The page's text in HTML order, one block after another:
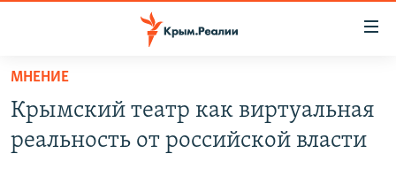
Вернуться
основному
содержанию
Вернутся
СПЕЦПРОЕКТЫ
ВОДА
МНЕНИЕ
Крымский театр как виртуальная
реальность от российской власти